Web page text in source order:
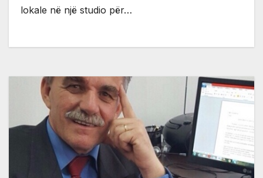
lokale në një studio për…